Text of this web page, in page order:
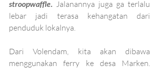
stroopwaffle
Jalanannya juga ga terlalu
lebar jadi terasa kehangatan dari
penduduk lokalnya.
Dari Volendam, kita akan dibawa
menggunakan ferry ke desa Marken.